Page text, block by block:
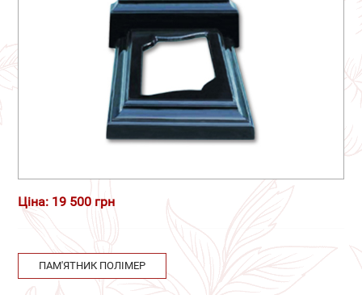
Ціна: 19 500 грн
ПАМ'ЯТНИК ПОЛІМЕР